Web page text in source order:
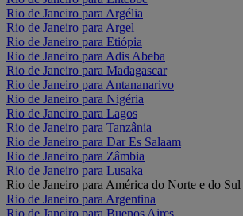
Rio de Janeiro para Argélia
Rio de Janeiro para Argel
Rio de Janeiro para Etiópia
Rio de Janeiro para Adis Abeba
Rio de Janeiro para Madagascar
Rio de Janeiro para Antananarivo
Rio de Janeiro para Nigéria
Rio de Janeiro para Lagos
Rio de Janeiro para Tanzânia
Rio de Janeiro para Dar Es Salaam
Rio de Janeiro para Zâmbia
Rio de Janeiro para Lusaka
Rio de Janeiro para América do Norte e do Sul
Rio de Janeiro para Argentina
Rio de Janeiro para Buenos Aires